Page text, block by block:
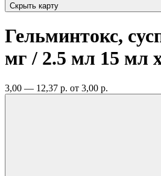
Скрыть карту
Гельминтокс,
мг / 2.5 мл 15 мл
3,00 — 12,37 р. от 3,00 р.